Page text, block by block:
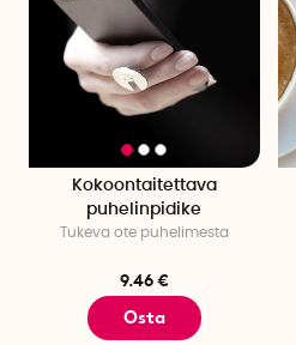
Kokoontaitettava
puhelinpidike
Tukeva ote puhelimesta
9.46 €
Osta